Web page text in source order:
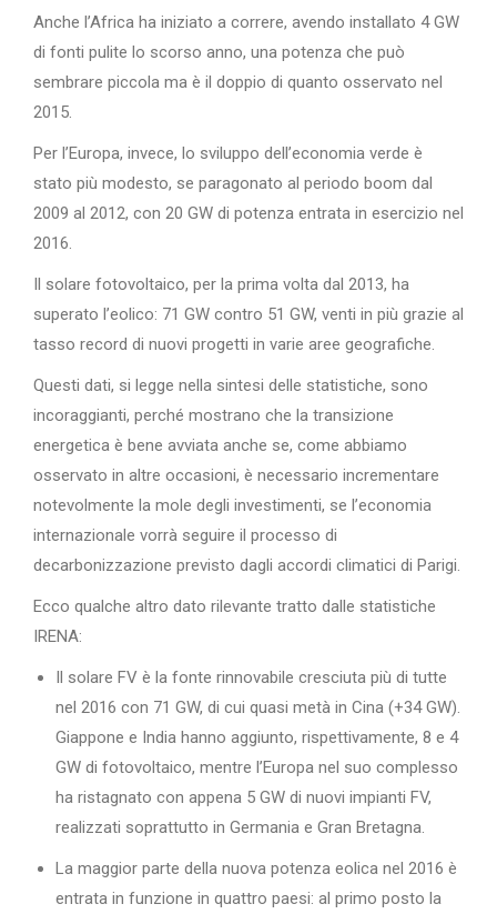
Anche l’Africa ha iniziato a correre, avendo installato 4 GW
di fonti pulite lo scorso anno, una potenza che può
sembrare piccola ma è il doppio di quanto osservato nel
2015.
Per l’Europa, invece, lo sviluppo dell’economia verde è
stato più modesto, se paragonato al periodo boom dal
2009 al 2012, con 20 GW di potenza entrata in esercizio nel
2016.
Il solare fotovoltaico, per la prima volta dal 2013, ha
superato l’eolico: 71 GW contro 51 GW, venti in più grazie al
tasso record di nuovi progetti in varie aree geografiche.
Questi dati, si legge nella sintesi delle statistiche, sono
incoraggianti, perché mostrano che la transizione
energetica è bene avviata anche se, come abbiamo
osservato in altre occasioni, è necessario incrementare
notevolmente la mole degli investimenti, se l’economia
internazionale vorrà seguire il processo di
decarbonizzazione previsto dagli accordi climatici di Parigi.
Ecco qualche altro dato rilevante tratto dalle statistiche
IRENA:
Il solare FV è la fonte rinnovabile cresciuta più di tutte
nel 2016 con 71 GW, di cui quasi metà in Cina (+34 GW).
Giappone e India hanno aggiunto, rispettivamente, 8 e 4
GW di fotovoltaico, mentre l’Europa nel suo complesso
ha ristagnato con appena 5 GW di nuovi impianti FV,
realizzati soprattutto in Germania e Gran Bretagna.
La maggior parte della nuova potenza eolica nel 2016 è
entrata in funzione in quattro paesi: al primo posto la